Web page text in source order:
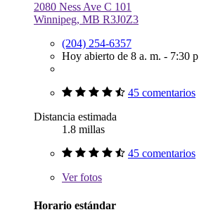
2080 Ness Ave C 101
Winnipeg, MB R3J0Z3
(204) 254-6357
Hoy abierto de 8 a. m. - 7:30
45 comentarios
Distancia estimada
1.8 millas
45 comentarios
Verfotos
Horario estándar